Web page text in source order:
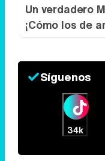
Un verdadero
¡Cómo los de
Síguenos
34k